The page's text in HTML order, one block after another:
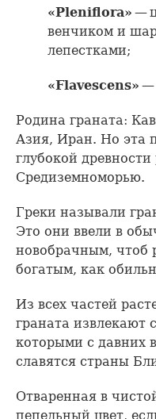
«Pleniflora» —
венчиком и
лепестками;
«Flavescens» —
Родина граната:
Азия, Иран. Но эта
глубокой
Средиземноморью.
Греки называли
Это они ввели в
новобрачным, чтоб
богатым, как
Из всех частей
граната извлекают
которыми с давних
славятся страны
Отваренная в
пепельный цвет,